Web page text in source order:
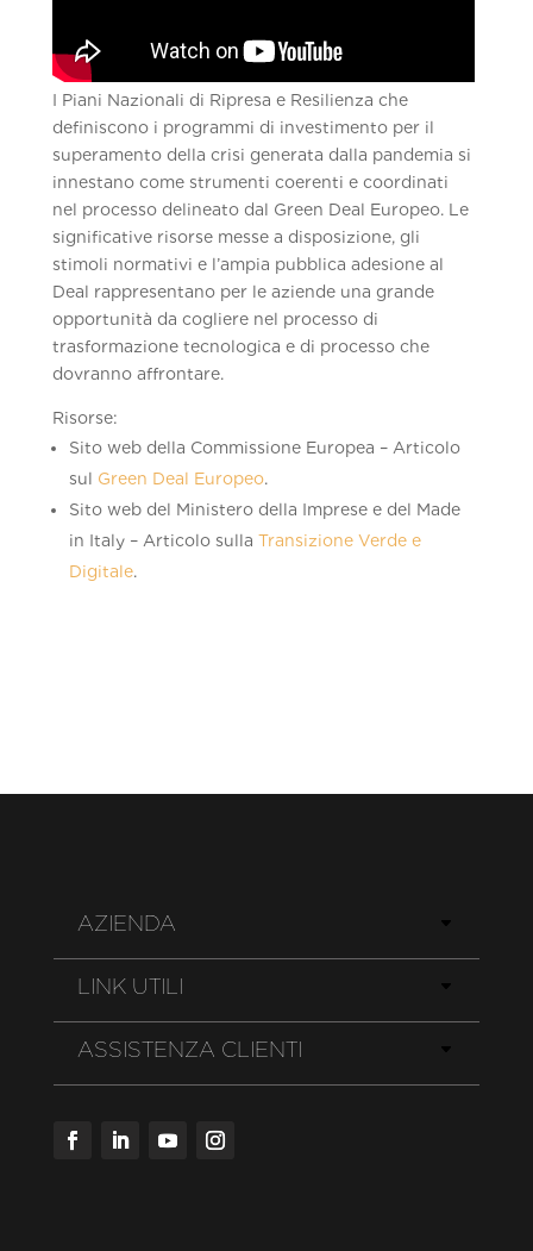
I Piani Nazionali di Ripresa e Resilienza che
definiscono i programmi di investimento per il
superamento della crisi generata dalla pandemia si
innestano come strumenti coerenti e coordinati
nel processo delineato dal Green Deal Europeo. Le
significative risorse messe a disposizione, gli
stimoli normativi e l’ampia pubblica adesione al
Deal rappresentano per le aziende una grande
opportunità da cogliere nel processo di
trasformazione tecnologica e di processo che
dovranno affrontare.
Risorse:
Sito web della Commissione Europea – Articolo
sul Green Deal Europeo.
Sito web del Ministero della Imprese e del Made
in Italy – Articolo sullaTransizione Verde e
Digitale.
AZIENDA
LINK UTILI
ASSISTENZA CLIENTI